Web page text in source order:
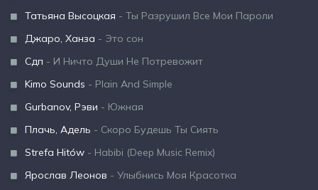
Татьяна Высоцкая - Ты Разрушил Все Мои Пароли
Джаро, Ханза - Это сон
Сдп - И Ничто Души Не Потревожит
Kimo Sounds - Plain And Simple
Gurbanov, Рэви - Южная
Плачь, Адель - Скоро Будешь Ты Сиять
Strefa Hitów - Habibi (Deep Music Remix)
Ярослав Леонов - Улыбнись Моя Красотка